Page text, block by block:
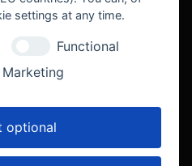
settings at any time.
Functional
Marketing
optional